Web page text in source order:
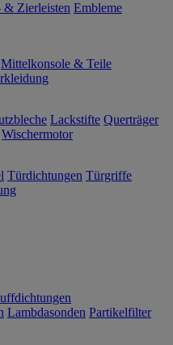
& Zierleisten Embleme
Mittelkonsole & Teile
Lackstifte Querträger
Wischermotor
Türdichtungen Türgriffe
Lambdasonden Partikelfilter